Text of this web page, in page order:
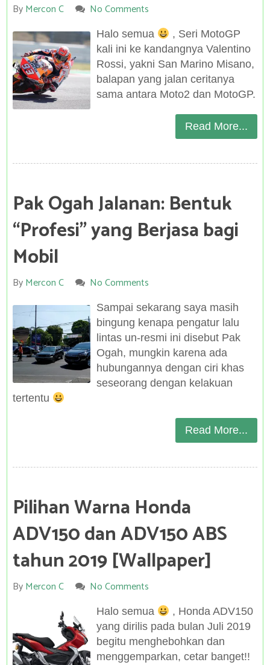
ByMercon C No Comments
Halo semua
, Seri MotoGP
kali ini ke kandangnya Valentino
Rossi, yakni San Marino Misano,
balapan yang jalan ceritanya
sama antara Moto2 dan MotoGP.
Read More...
Pak Ogah Jalanan: Bentuk
“Profesi” yang Berjasa bagi
Mobil
ByMercon C No Comments
Sampai sekarang saya masih
bingung kenapa pengatur lalu
lintas un-resmi ini disebut Pak
Ogah, mungkin karena ada
hubungannya dengan ciri khas
seseorang dengan kelakuan
tertentu
Read More...
Pilihan Warna Honda
ADV150 dan ADV150 ABS
tahun 2019 [Wallpaper]
ByMercon C No Comments
Halo semua
, Honda ADV150
yang dirilis pada bulan Juli 2019
begitu menghebohkan dan
menggemparkan, cetar banget!!